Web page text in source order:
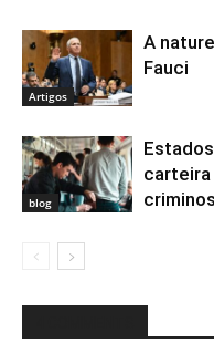
Artigos
A
Fauci
blog
carteira